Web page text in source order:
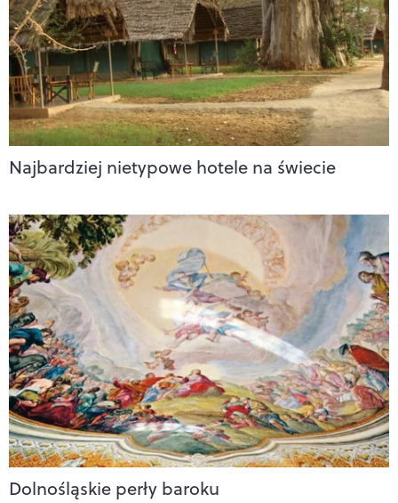
Najbardziej nietypowe hotele na świecie
Dolnośląskie perły baroku